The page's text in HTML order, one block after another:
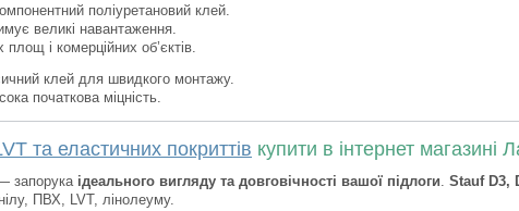
поліуретановий клей.
великі навантаження.
і комерційних об’єктів.
клей для швидкого монтажу.
початкова міцність.
та еластичних покриттів купити в інтернет магазині
запорука ідеального вигляду та довговічності вашої підлоги. Stauf D3,
ПВХ, LVT, лінолеуму.